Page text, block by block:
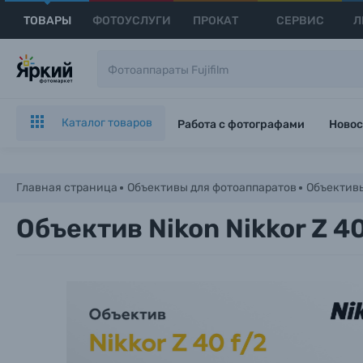
ТОВАРЫ ФОТОУСЛУГИ ПРОКАТ СЕРВИС
Каталог товаров Работа с фотографами
Главная страница Объективы для фотоаппаратов
Объектив Nikon Nikkor Z